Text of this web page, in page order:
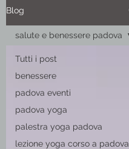
Blog
Tutti i post
benessere
padova eventi
padova yoga
palestra yoga padova
lezione yoga corso a padova
salute e benessere padova